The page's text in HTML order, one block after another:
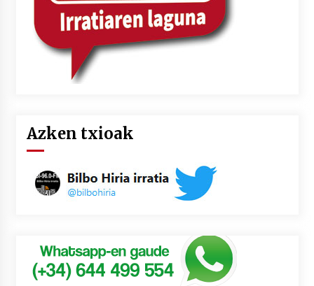
Azken txioak